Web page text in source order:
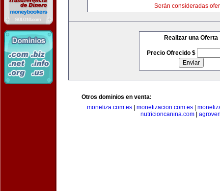
Serán consideradas
Realizar una Oferta
Precio Ofrecido $
Otros dominios en venta:
monetiza.com.es| monetizacion.com.es|
nutricioncanina.com